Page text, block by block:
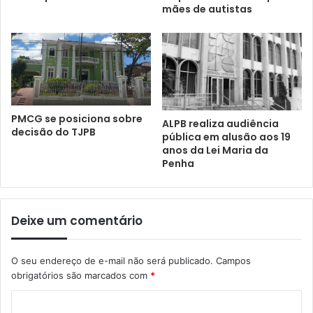
mães de autistas
PMCG se posiciona sobre
decisão do TJPB
ALPB realiza audiência
pública em alusão aos 19
anos da Lei Maria da
Penha
Deixe um comentário
O seu endereço de e-mail não será publicado. Campos
obrigatórios são marcados com *